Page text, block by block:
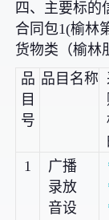
四、主要标的
合同包1(榆林
货物类（榆林
品
目
号
品目名称
1
广播
录放
音设